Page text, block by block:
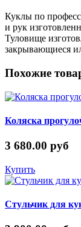
Куклы по
и рук
Туловище
закрывающиеся
Похожие
Коляска
3 680.00 руб
Купить
Стульчик для